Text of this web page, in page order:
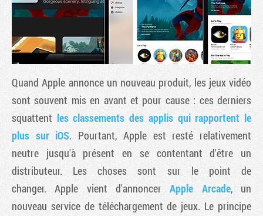
Quand Apple annonce un nouveau produit, les jeux vidéo
sont souvent mis en avant et pour cause : ces derniers
squattent les classements des applis qui rapportent le
plus sur iOS. Pourtant, Apple est resté relativement
neutre jusqu'à présent en se contentant d'être un
distributeur. Les choses sont sur le point de
changer. Apple vient d'annoncerApple Arcade, un
nouveau service de téléchargement de jeux. Le principe
Tribune